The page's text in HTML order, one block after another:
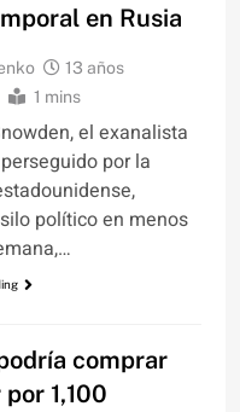
en Rusia
13 años
1 mins
el exanalista
por la
político en menos
comprar
1,100